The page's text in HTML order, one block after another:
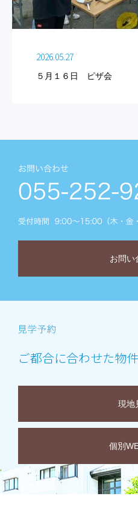
2026.05.27
５月１６日 ピザ会
お問い
ご都合に合わせた物
現地
個別